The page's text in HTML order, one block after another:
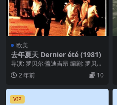
欧美
去年夏天 Dernier été (1981)
导演: 罗贝尔·盖迪吉昂 编剧: 罗贝尔
·盖迪吉昂 Robert Guédigu...
2 年前 10
VIP